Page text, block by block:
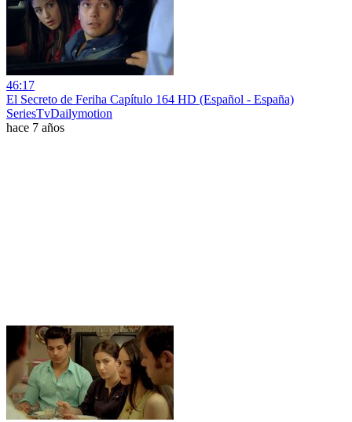
46:17
El Secreto de Feriha Capítulo 164 HD (Español - España)
SeriesTvDailymotion
hace 7 años